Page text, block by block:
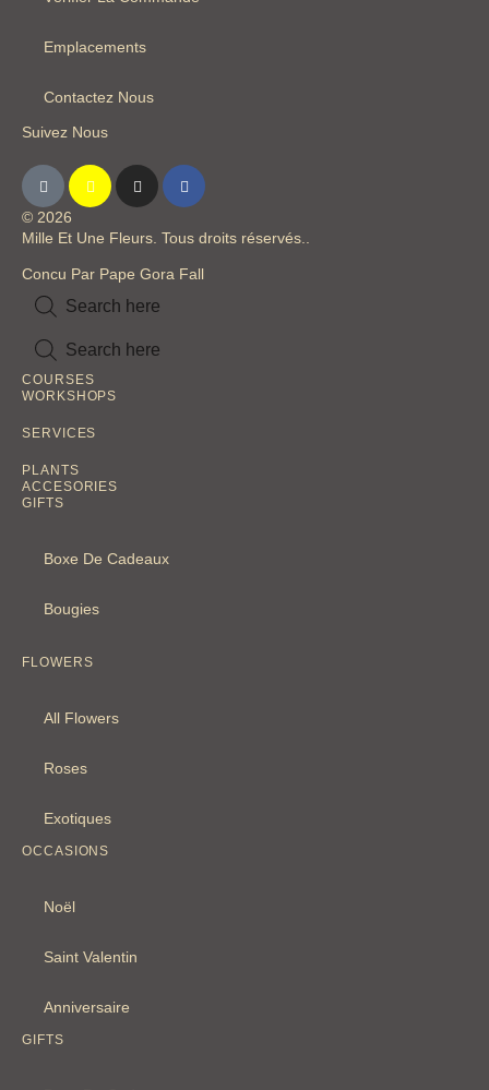
Emplacements
Contactez Nous
Suivez Nous
© 2026
Mille Et Une Fleurs. Tous droits réservés..
Concu Par Pape Gora Fall
Inactive
Inactive
Inactive
COURSES
WORKSHOPS
Inactive
SERVICES
Inactive
PLANTS
ACCESORIES
GIFTS
Boxe De Cadeaux
Bougies
Inactive
FLOWERS
All Flowers
Roses
Exotiques
OCCASIONS
Noël
Saint Valentin
Anniversaire
GIFTS